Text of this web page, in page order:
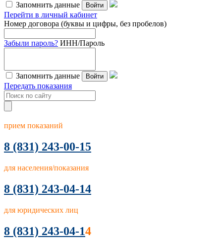
Запомнить данные Войти
Перейти в личный кабинет
Номер договора (буквы и цифры, без пробелов)
Забыли пароль? ИНН/Пароль
Запомнить данные Войти
Передать показания
прием показаний
8 (831) 243-00-15
для населения/показания
8 (831) 243-04-14
для юридических лиц
8 (831) 243-04-14